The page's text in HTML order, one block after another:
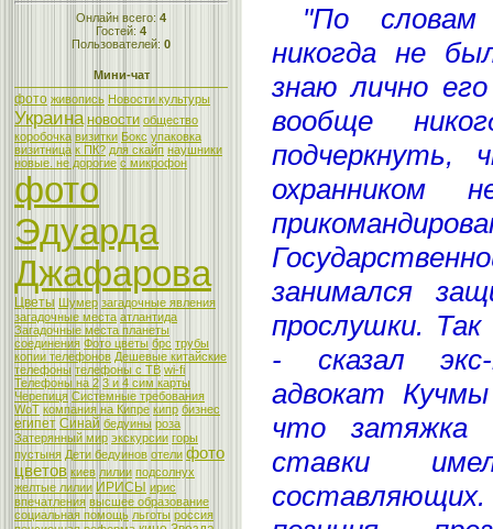
Онлайн всего: 4
Гостей: 4
Пользователей: 0
Мини-чат
фото живопись Новости культуры
Украина новости общество
коробочка визитки Бокс упаковка
визитница к ПК? для скайп наушники
новые. не дорогие с микрофон
фото
Эдуарда
Джафарова
Цветы Шумер загадочные явления
загадочные места атлантида
Загадочные места планеты
соединения Фото цветы брс трубы
копии телефонов Дешевые китайские
телефоны телефоны с ТВ wi-fi
Телефоны на 2 3 и 4 сим карты
Черепиця Системные требования
WoT компания на Кипре кипр бизнес
египет Синай бедуины роза
Затерянный мир экскурсии горы
пустыня Дети бедуинов отели фото
цветов киев лилии подсолнух
желтые лилии ИРИСЫ ирис
впечатления высшее образование
социальная помощь льготы россия
"По словам
никогда не
знаю лично
вообще
подчеркнуть,
занимался
прослушки.
- сказал экс-
адвокат
что затяжка
ставки